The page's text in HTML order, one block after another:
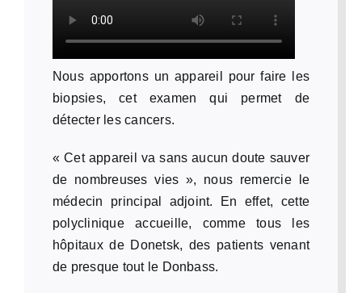
Nous apportons un appareil pour faire les
biopsies, cet examen qui permet de
détecter les cancers.
« Cet appareil va sans aucun doute sauver
de nombreuses vies », nous remercie le
médecin principal adjoint. En effet, cette
polyclinique accueille, comme tous les
hôpitaux de Donetsk, des patients venant
de presque tout le Donbass.